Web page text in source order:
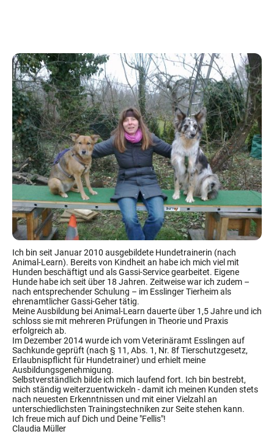
Ich bin seit Januar 2010 ausgebildete Hundetrainerin (nach
Animal-Learn). Bereits von Kindheit an habe ich mich viel mit
Hunden beschäftigt und als Gassi-Service gearbeitet. Eigene
Hunde habe ich seit über 18 Jahren. Zeitweise war ich zudem –
nach entsprechender Schulung – im Esslinger Tierheim als
ehrenamtlicher Gassi-Geher tätig.
Meine Ausbildung bei Animal-Learn dauerte über 1,5 Jahre und ich
schloss sie mit mehreren Prüfungen in Theorie und Praxis
erfolgreich ab.
Im Dezember 2014 wurde ich vom Veterinäramt Esslingen auf
Sachkunde geprüft (nach § 11, Abs. 1, Nr. 8f Tierschutzgesetz,
Erlaubnispflicht für Hundetrainer) und erhielt meine
Ausbildungsgenehmigung.
Selbstverständlich bilde ich mich laufend fort. Ich bin bestrebt,
mich ständig weiterzuentwickeln - damit ich meinen Kunden stets
nach neuesten Erkenntnissen und mit einer Vielzahl an
unterschiedlichsten Trainingstechniken zur Seite stehen kann.
Ich freue mich auf Dich und Deine "Fellis"!
Claudia Müller